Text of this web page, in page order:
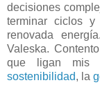
decisiones
terminar ciclos y
renovada
Valeska.
que ligan mis
sostenibilidad, la